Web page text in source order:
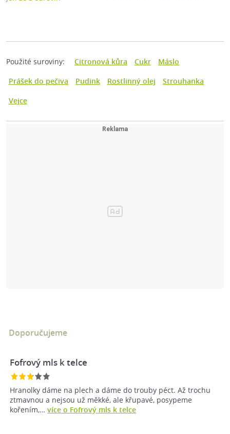
Použité suroviny: Citronová kůra Cukr
Máslo
Prášek do pečiva
Pudink Rostlinný olej
Strouhanka
Vejce
Doporučujeme
Fofrový mls k telce
Hranolky dáme na plech a dáme do trouby péct. Až trochu
ztmavnou a nejsou už měkké, ale křupavé, posypeme
kořením,… více o Fofrový mls k telce